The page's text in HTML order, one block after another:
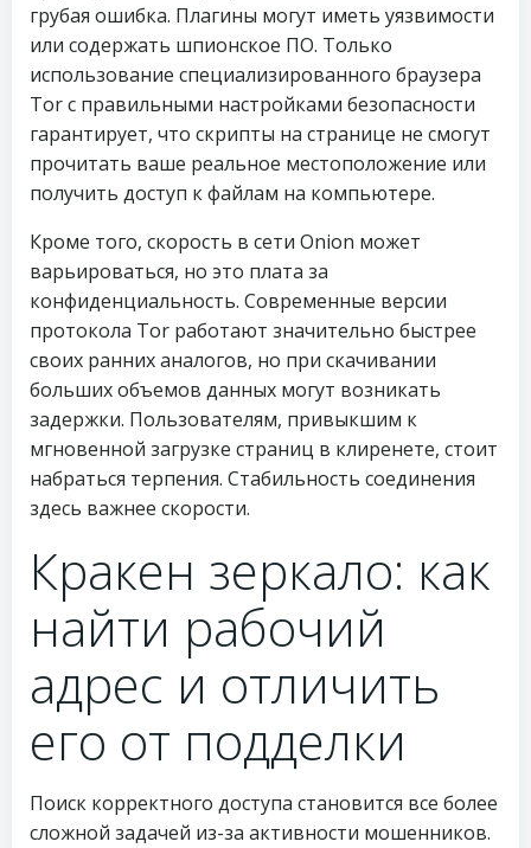
грубая ошибка. Плагины могут иметь уязвимости
или содержать шпионское ПО. Только
использование специализированного браузера
Tor с правильными настройками безопасности
гарантирует, что скрипты на странице не смогут
прочитать ваше реальное местоположение или
получить доступ к файлам на компьютере.
Кроме того, скорость в сети Onion может
варьироваться, но это плата за
конфиденциальность. Современные версии
протокола Tor работают значительно быстрее
своих ранних аналогов, но при скачивании
больших объемов данных могут возникать
задержки. Пользователям, привыкшим к
мгновенной загрузке страниц в клиренете, стоит
набраться терпения. Стабильность соединения
здесь важнее скорости.
Кракен зеркало: как
найти рабочий
адрес и отличить
его от подделки
Поиск корректного доступа становится все более
сложной задачей из-за активности мошенников.